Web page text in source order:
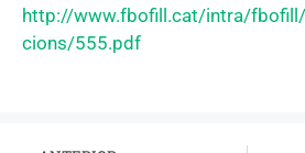
http://www.fbofill.cat/intra/
cions/555.pdf